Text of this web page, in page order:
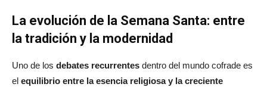
La evolución de la Semana Santa: entre
la tradición y la modernidad
Uno de los debates recurrentes dentro del mundo cofrade es
el equilibrio entre la esencia religiosa y la creciente